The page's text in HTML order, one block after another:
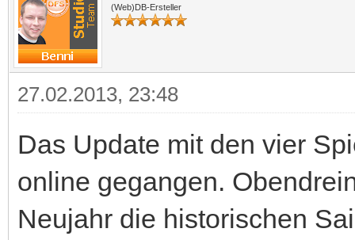
(Web)DB-Ersteller
27.02.2013, 23:48
Das Update mit den vier
online gegangen.
Neujahr die historischen